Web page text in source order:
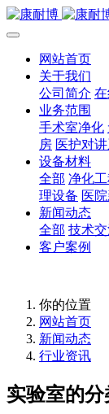
网站首页
关于我们
公司简介
业务范围
手术室净化
房 医护对
设备材料
全部 净化
理设备 医
新闻动态
全部 技术
客户案例
你的位置
网站首页
新闻动态
行业资讯
实验室的